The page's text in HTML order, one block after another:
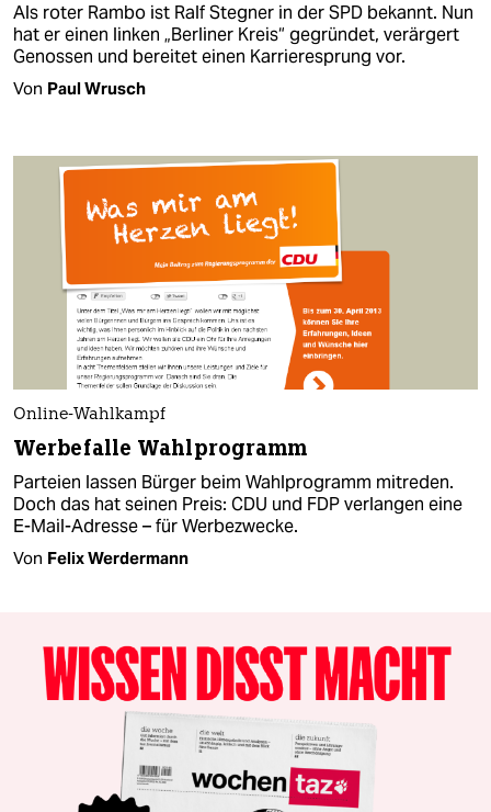
Als roter Rambo ist Ralf Stegner in der SPD bekannt. Nun
hat er einen linken „Berliner Kreis“ gegründet, verärgert
Genossen und bereitet einen Karrieresprung vor.
Von Paul Wrusch
Online-Wahlkampf
Werbefalle Wahlprogramm
Parteien lassen Bürger beim Wahlprogramm mitreden.
Doch das hat seinen Preis: CDU und FDP verlangen eine
E-Mail-Adresse – für Werbezwecke.
Von Felix Werdermann